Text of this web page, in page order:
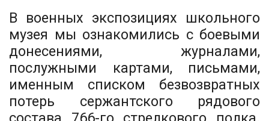
В военных экспозициях школьного
музея мы ознакомились с боевыми
донесениями, журналами,
послужными картами, письмами,
именным списком безвозвратных
потерь сержантского рядового